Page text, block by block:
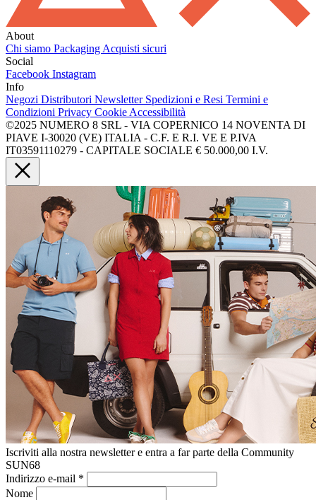
About
Chi siamo Packaging Acquisti sicuri
Social
Facebook Instagram
Info
Negozi Distributori Newsletter Spedizioni e Resi Termini e
Condizioni Privacy Cookie Accessibilità
©2025 NUMERO 8 SRL - VIA COPERNICO 14 NOVENTA DI
PIAVE I-30020 (VE) ITALIA - C.F. E R.I. VE E P.IVA
IT03591110279 - CAPITALE SOCIALE € 50.000,00 I.V.
Iscriviti alla nostra newsletter e entra a far parte della Community
SUN68
Indirizzo e-mail *
Nome